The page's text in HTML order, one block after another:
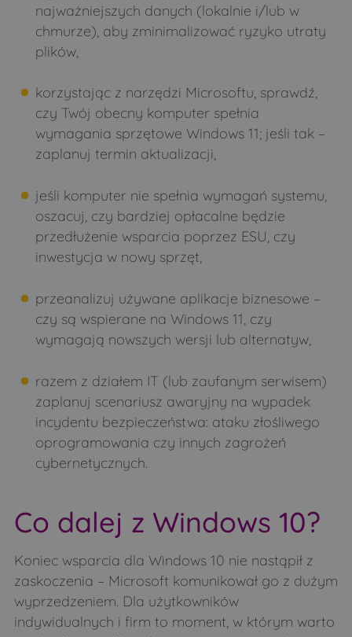
najważniejszych danych (lokalnie i/lub w
chmurze), aby zminimalizować ryzyko utraty
plików,
korzystając z narzędzi Microsoftu, sprawdź,
czy Twój obecny komputer spełnia
wymagania sprzętowe Windows 11; jeśli tak –
zaplanuj termin aktualizacji,
jeśli komputer nie spełnia wymagań systemu,
oszacuj, czy bardziej opłacalne będzie
przedłużenie wsparcia poprzez ESU, czy
inwestycja w nowy sprzęt,
przeanalizuj używane aplikacje biznesowe –
czy są wspierane na Windows 11, czy
wymagają nowszych wersji lub alternatyw,
razem z działem IT (lub zaufanym serwisem)
zaplanuj scenariusz awaryjny na wypadek
incydentu bezpieczeństwa: ataku złośliwego
oprogramowania czy innych zagrożeń
cybernetycznych.
Co dalej z Windows 10?
Koniec wsparcia dla Windows 10 nie nastąpił z
zaskoczenia – Microsoft komunikował go z dużym
wyprzedzeniem. Dla użytkowników
indywidualnych i firm to moment, w którym warto